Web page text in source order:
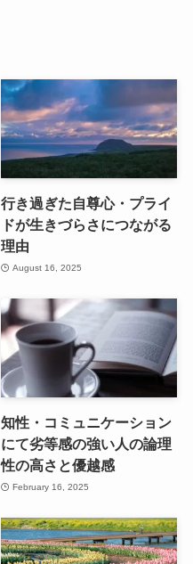
行き過ぎた自尊心・プライ
ドが生きづらさにつながる
理由
August 16, 2025
知性・コミュニケーション
にて劣等感の強い人の論理
性の高さと優越感
February 16, 2025